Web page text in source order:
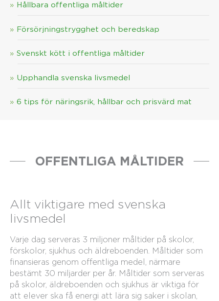
Hållbara offentliga måltider
Försörjningstrygghet och beredskap
Svenskt kött i offentliga måltider
Upphandla svenska livsmedel
6 tips för näringsrik, hållbar och prisvärd mat
OFFENTLIGA MÅLTIDER
Allt viktigare med svenska
livsmedel
Varje dag serveras 3 miljoner måltider på skolor,
förskolor, sjukhus och äldreboenden. Måltider som
finansieras genom offentliga medel, närmare
bestämt 30 miljarder per år. Måltider som serveras
på skolor, äldreboenden och sjukhus är viktiga för
att elever ska få energi att lära sig saker i skolan,